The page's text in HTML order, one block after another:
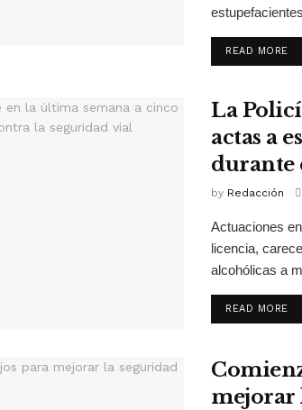
estupefacientes
READ MORE
La
actas a
durante
by Redacción
Actuaciones
licencia,
alcohólicas a
READ MORE
mejorar